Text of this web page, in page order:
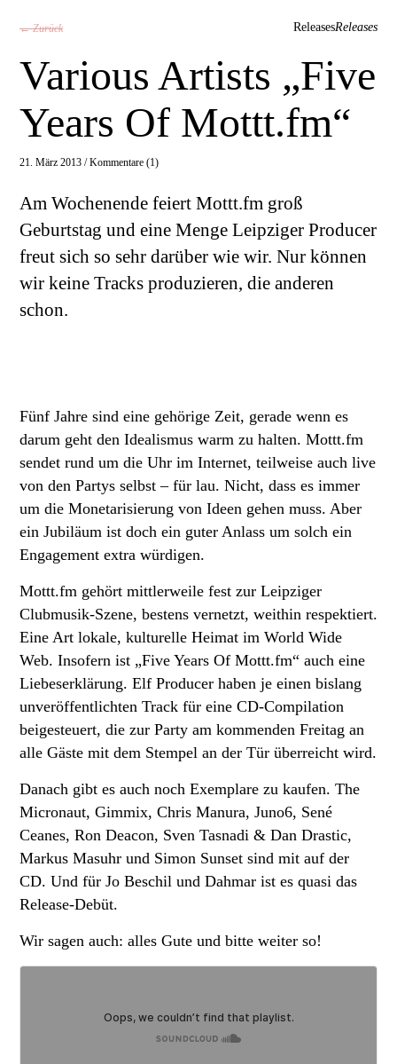
← Zurück ReleasesReleases
Various Artists „Five
Years Of Mottt.fm“
21. März 2013 /Kommentare (1)
Am Wochenende feiert Mottt.fm groß
Geburtstag und eine Menge Leipziger Producer
freut sich so sehr darüber wie wir. Nur können
wir keine Tracks produzieren, die anderen
schon.
Fünf Jahre sind eine gehörige Zeit, gerade wenn es
darum geht den Idealismus warm zu halten. Mottt.fm
sendet rund um die Uhr im Internet, teilweise auch live
von den Partys selbst – für lau. Nicht, dass es immer
um die Monetarisierung von Ideen gehen muss. Aber
ein Jubiläum ist doch ein guter Anlass um solch ein
Engagement extra würdigen.
Mottt.fm gehört mittlerweile fest zur Leipziger
Clubmusik-Szene, bestens vernetzt, weithin respektiert.
Eine Art lokale, kulturelle Heimat im World Wide
Web. Insofern ist „Five Years Of Mottt.fm“ auch eine
Liebeserklärung. Elf Producer haben je einen bislang
unveröffentlichten Track für eine CD-Compilation
beigesteuert, die zur Party am kommenden Freitag an
alle Gäste mit dem Stempel an der Tür überreicht wird.
Danach gibt es auch noch Exemplare zu kaufen. The
Micronaut, Gimmix, Chris Manura, Juno6, Sené
Ceanes, Ron Deacon, Sven Tasnadi & Dan Drastic,
Markus Masuhr und Simon Sunset sind mit auf der
CD. Und für Jo Beschil und Dahmar ist es quasi das
Release-Debüt.
Wir sagen auch: alles Gute und bitte weiter so!